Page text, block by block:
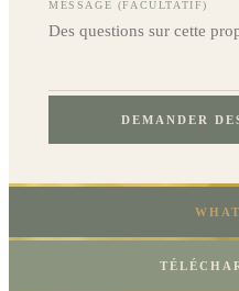
MESSAGE (FACULTATIF)
DEMANDER